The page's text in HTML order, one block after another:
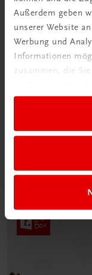
Außerdem geben
unserer Website
Werbung und
Informationen
zusammen, die
Das